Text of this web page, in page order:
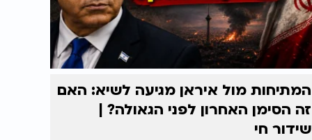
המתיחות מול איראן מגיעה לשיא: האם
זה הסימן האחרון לפני הגאולה? |
שידור חי